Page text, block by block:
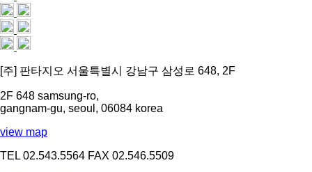
[주] 판타지오 서울특별시 강남구 삼성로 648, 2F
2F 648 samsung-ro,
gangnam-gu, seoul, 06084 korea
view map
TEL 02.543.5564 FAX 02.546.5509